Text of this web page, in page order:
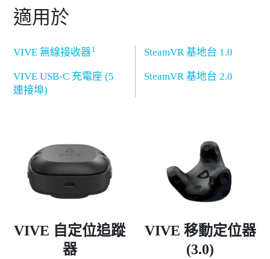
適用於
VIVE 無線接收器1
VIVE USB-C 充電座 (5
連接埠)
SteamVR 基地台 1.0
SteamVR 基地台 2.0
VIVE 自定位追蹤
器
VIVE 移動定位器
(3.0)